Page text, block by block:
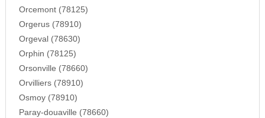
Orcemont (78125)
Orgerus (78910)
Orgeval (78630)
Orphin (78125)
Orsonville (78660)
Orvilliers (78910)
Osmoy (78910)
Paray-douaville (78660)